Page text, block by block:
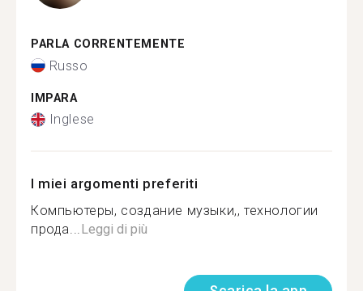
PARLA CORRENTEMENTE
Russo
IMPARA
Inglese
I miei argomenti preferiti
Компьютеры, создание музыки,, технологии
прода...Leggi di più